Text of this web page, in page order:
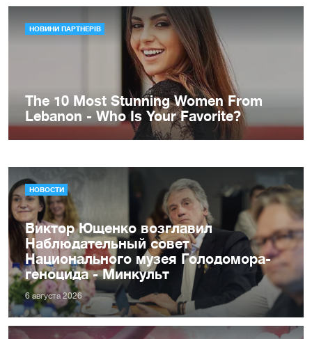
НОВОСТИ
Виктор Ющенко возглавил
Наблюдательный совет
Национального музея Голодомора-
геноцида - Минкульт
6 августа 2026